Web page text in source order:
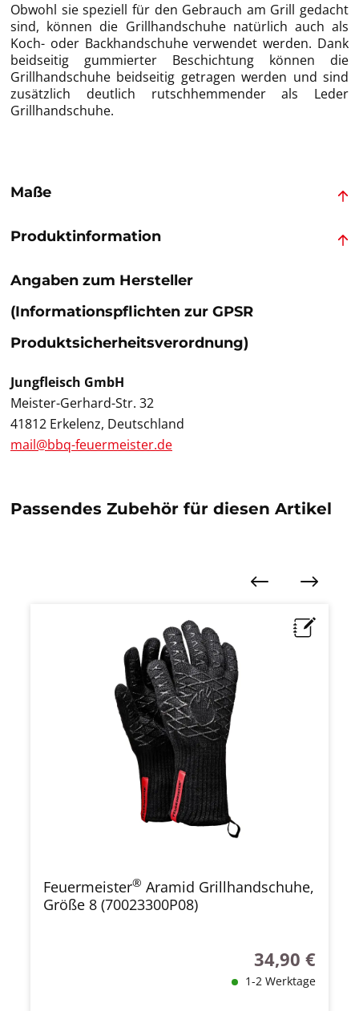
Obwohl sie speziell für den Gebrauch am Grill gedacht
sind, können die Grillhandschuhe natürlich auch als
Koch- oder Backhandschuhe verwendet werden. Dank
beidseitig gummierter Beschichtung können die
Grillhandschuhe beidseitig getragen werden und sind
zusätzlich deutlich rutschhemmender als Leder
Grillhandschuhe.
Maße
Produktinformation
Angaben zum Hersteller
(Informationspflichten zur GPSR
Produktsicherheitsverordnung)
Jungfleisch GmbH
Meister-Gerhard-Str. 32
41812 Erkelenz, Deutschland
mail@bbq-feuermeister.de
Passendes Zubehör für diesen Artikel
Feuermeister® Aramid Grillhandschuhe,
Größe 8 (70023300P08)
Regulärer Preis:
34,90 €
1-2 Werktage